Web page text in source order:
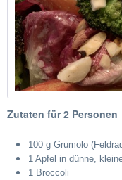
Zutaten für 2 Personen
100 g Grumolo
1 Apfel in dünne,
1 Broccoli